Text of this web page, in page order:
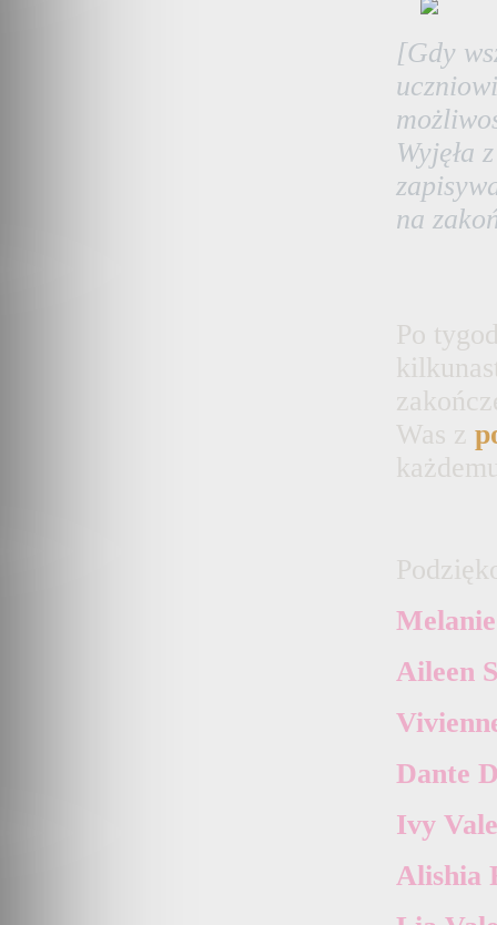
[Gdy
Wyjęła
na
Po
Was z
M
Aileen S
V
Dante
Ivy V
Alishia